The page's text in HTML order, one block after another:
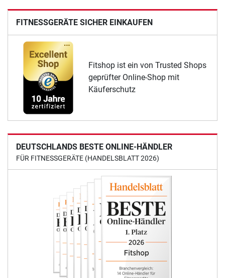
FITNESSGERÄTE SICHER EINKAUFEN
Fitshop ist ein von Trusted Shops
geprüfter Online-Shop mit
Käuferschutz
DEUTSCHLANDS BESTE ONLINE-HÄNDLER
FÜR FITNESSGERÄTE (HANDELSBLATT 2026)